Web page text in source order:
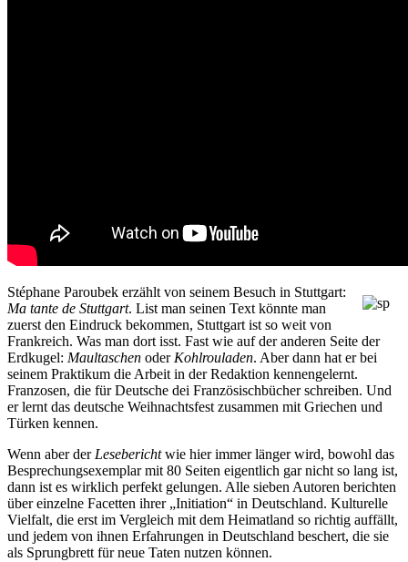
Stéphane Paroubek erzählt von seinem Besuch in Stuttgart:
Ma tante de Stuttgart. List man seinen Text könnte man
zuerst den Eindruck bekommen, Stuttgart ist so weit von
Frankreich. Was man dort isst. Fast wie auf der anderen Seite der
Erdkugel: Maultaschen oderKohlrouladen. Aber dann hat er bei
seinem Praktikum die Arbeit in der Redaktion kennengelernt.
Franzosen, die für Deutsche dei Französischbücher schreiben. Und
er lernt das deutsche Weihnachtsfest zusammen mit Griechen und
Türken kennen.
Wenn aber derLeseberichtwie hier immer länger wird, bowohl das
Besprechungsexemplar mit 80 Seiten eigentlich gar nicht so lang ist,
dann ist es wirklich perfekt gelungen. Alle sieben Autoren berichten
über einzelne Facetten ihrer „Initiation“ in Deutschland. Kulturelle
Vielfalt, die erst im Vergleich mit dem Heimatland so richtig auffällt,
und jedem von ihnen Erfahrungen in Deutschland beschert, die sie
als Sprungbrett für neue Taten nutzen können.